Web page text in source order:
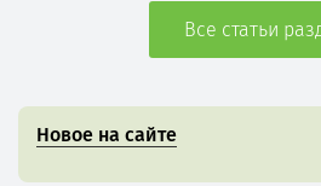
Все статьи
Новое на сайте